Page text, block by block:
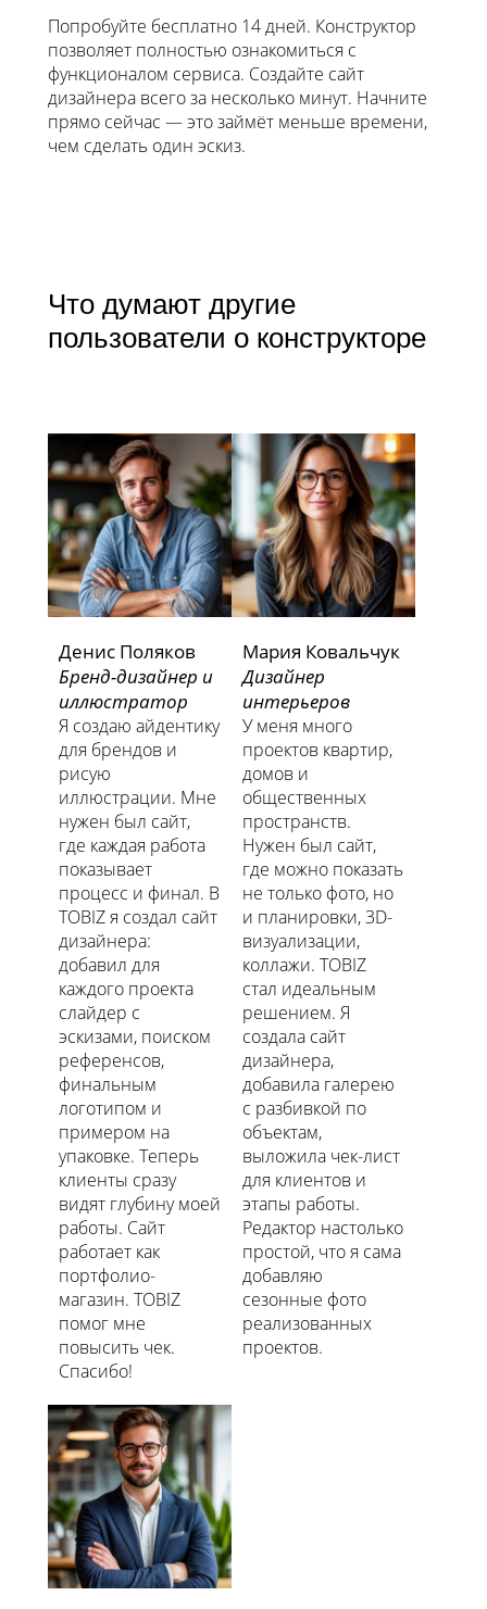
Попробуйте бесплатно 14 дней. Конструктор
позволяет полностью ознакомиться с
функционалом сервиса. Создайте сайт
дизайнера всего за несколько минут. Начните
прямо сейчас — это займёт меньше времени,
чем сделать один эскиз.
Что думают другие
пользователи о конструкторе
Денис Поляков
Бренд-дизайнер и
иллюстратор
Я создаю айдентику
для брендов и
рисую
иллюстрации. Мне
нужен был сайт,
где каждая работа
показывает
процесс и финал. В
TOBIZ я создал сайт
дизайнера:
добавил для
каждого проекта
слайдер с
эскизами, поиском
референсов,
финальным
логотипом и
примером на
упаковке. Теперь
клиенты сразу
видят глубину моей
работы. Сайт
работает как
портфолио-
магазин. TOBIZ
помог мне
повысить чек.
Спасибо!
Мария Ковальчук
Дизайнер
интерьеров
У меня много
проектов квартир,
домов и
общественных
пространств.
Нужен был сайт,
где можно показать
не только фото, но
и планировки, 3D-
визуализации,
коллажи. TOBIZ
стал идеальным
решением. Я
создала сайт
дизайнера,
добавила галерею
с разбивкой по
объектам,
выложила чек-лист
для клиентов и
этапы работы.
Редактор настолько
простой, что я сама
добавляю
сезонные фото
реализованных
проектов.